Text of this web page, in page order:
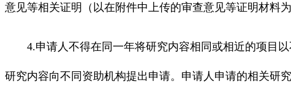
意见等相关证明（以在附件中上传的审查意见等证明材料为
4.申请人不得在同一年将研究内容相同或相近的项目以
研究内容向不同资助机构提出申请。申请人申请的相关研